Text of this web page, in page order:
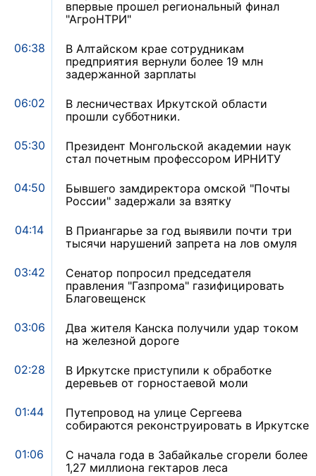
впервые прошел региональный финал
"АгроНТРИ"
06:38
В Алтайском крае сотрудникам
предприятия вернули более 19 млн
задержанной зарплаты
06:02
В лесничествах Иркутской области
прошли субботники.
05:30
Президент Монгольской академии наук
стал почетным профессором ИРНИТУ
04:50
Бывшего замдиректора омской "Почты
России" задержали за взятку
04:14
В Приангарье за год выявили почти три
тысячи нарушений запрета на лов омуля
03:42
Сенатор попросил председателя
правления "Газпрома" газифицировать
Благовещенск
03:06
Два жителя Канска получили удар током
на железной дороге
02:28
В Иркутске приступили к обработке
деревьев от горностаевой моли
01:44
Путепровод на улице Сергеева
собираются реконструировать в Иркутске
01:06
С начала года в Забайкалье сгорели более
1,27 миллиона гектаров леса